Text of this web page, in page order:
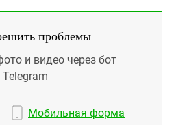
проблемы
и видео через бот
Мобильная форма